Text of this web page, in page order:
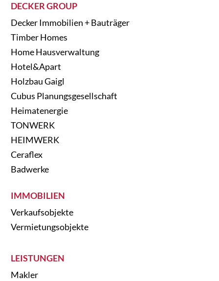
DECKER GROUP
Decker Immobilien + Bauträger
Timber Homes
Home Hausverwaltung
Hotel&Apart
Holzbau Gaigl
Cubus Planungsgesellschaft
Heimatenergie
TONWERK
HEIMWERK
Ceraflex
Badwerke
IMMOBILIEN
Verkaufsobjekte
Vermietungsobjekte
LEISTUNGEN
Makler